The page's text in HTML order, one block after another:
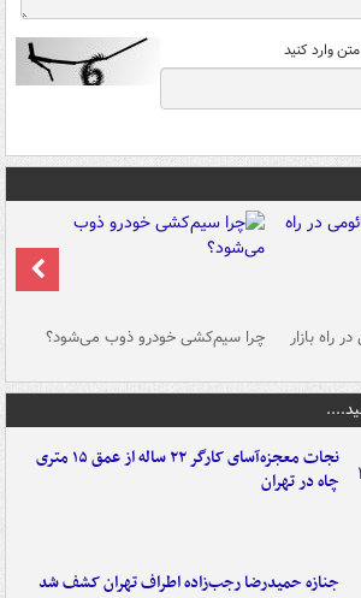
وارد کنید
راه بازار چرا سیم‌کشی خودرو ذوب می‌شود؟
نجات معجزه‌آسای کارگر ۲۲ ساله از عمق ۱۵ متری
چاه در تهران
جنازه حمیدرضا رجب‌زاده اطراف تهران کشف شد